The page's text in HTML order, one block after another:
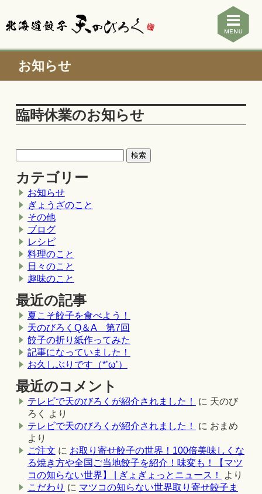
お知らせ
臨時休業のお知らせ
カテゴリー
お知らせ
ぎょうざのこと
その他
ブログ
レシピ
料理のこと
日々のこと
趣味のこと
最近の記事
夏こそ餃子を食べよう！
天のびろくQ＆A 第7回
餃子の折り紙作ってみた
記事になっていました！
お久しぶりです（*’ω’）
最近のコメント
テレビで天のびろくが紹介されました！ に 天のび
ろく
より
テレビで天のびろくが紹介されました！
に おまめ
より
ご注文 に お取り寄せ餃子の世界！100倍美味しくな
る焼き方や全国ご当地餃子を紹介！味変も！【マツ
コの知らない世界】 | ぎょぎょっとニュース！
より
こだわり に マツコの知らない世界取り寄せ餃子ま